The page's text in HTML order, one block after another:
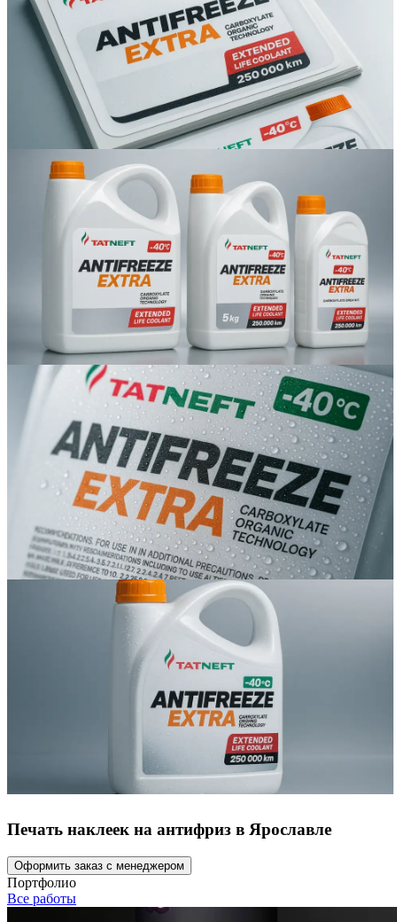
Вакансии
О компании
Написать директору
Арендодателям
Печать наклеек на антифриз в Ярославле
Оформить заказ с менеджером
Портфолио
Все работы